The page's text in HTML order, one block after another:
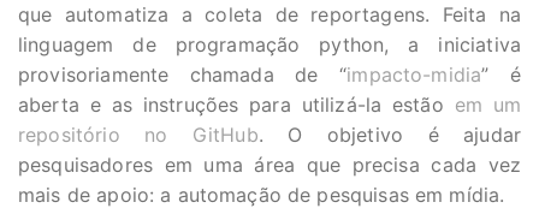
que automatiza a coleta de reportagens. Feita na
linguagem de programação python, a iniciativa
provisoriamente chamada de “impacto-midia” é
aberta e as instruções para utilizá-la estão em um
repositório no GitHub. O objetivo é ajudar
pesquisadores em uma área que precisa cada vez
mais de apoio: a automação de pesquisas em mídia.